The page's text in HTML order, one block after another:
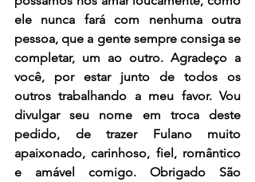
ele nunca fará com nenhuma outra
pessoa, que a gente sempre consiga se
completar, um ao outro. Agradeço a
você, por estar junto de todos os
outros trabalhando a meu favor. Vou
divulgar seu nome em troca deste
pedido, de trazer Fulano muito
apaixonado, carinhoso, fiel, romântico
e amável comigo. Obrigado São